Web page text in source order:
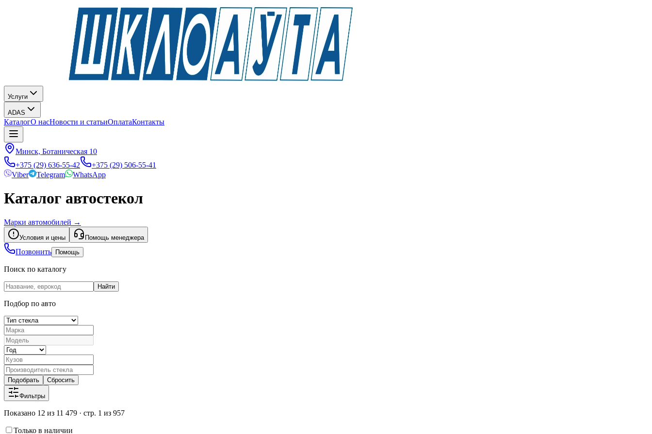
Услуги
ADAS
КаталогО насНовости и статьиОплатаКонтакты
Минск, Ботаническая 10
+375 (29) 636-55-42
+375 (29) 506-55-41
Viber
Telegram WhatsApp
Каталог автостекол
Марки автомобилей →
Условия и цены Помощь менеджера
Позвонить Помощь
Поиск по каталогу
Найти
Подбор по авто
Подобрать Сбросить
Фильтры
Показано 12 из 11 479 · стр. 1 из 957
Только в наличии